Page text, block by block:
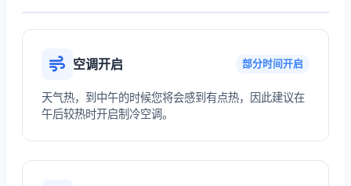
空调开启 部分时间开启
天气热，到中午的时候您将会感到有点热，因此建议在
午后较热时开启制冷空调。